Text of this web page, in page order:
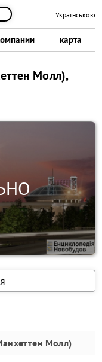
карта
Українською
Молл),
Молл)